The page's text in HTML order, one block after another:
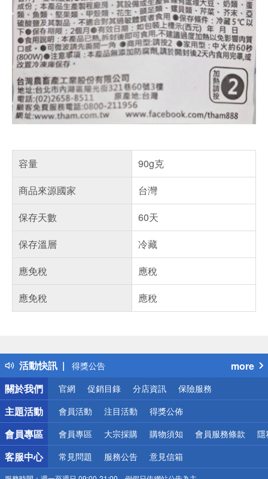
容量
90g克
商品來源國家
台灣
保存天數
60天
保存溫層
冷藏
應免稅
應稅
應免稅
應稅
活動快訊
得獎公告
熱門話題
銀行優惠
偏遠地區配送
詐騙網頁！請小心！
more
關於我們
官網 促銷目錄 分店資訊 保險服務
主題活動 會員活動 注目活動 得獎公佈
會員專區 會員專區 大宗採購 購物須知 會員服務條款 隱
客服中心 常見問題 服務公告 意見信箱